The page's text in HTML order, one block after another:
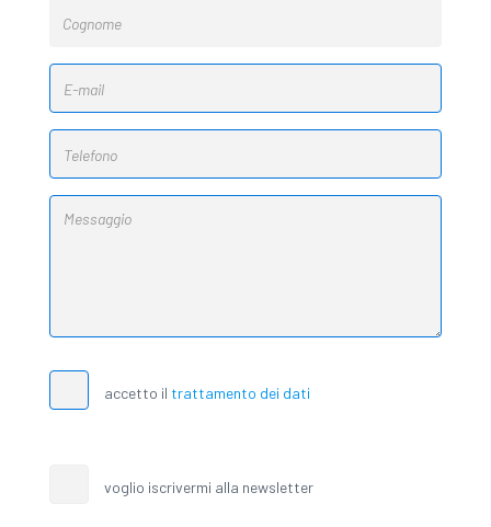
accetto il trattamento dei dati
voglio iscrivermi alla newsletter